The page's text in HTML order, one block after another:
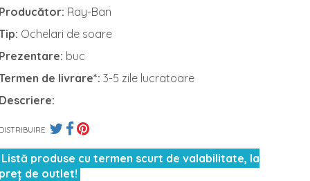
Ray-Ban
Ochelari de soare
buc
de livrare*:3-5 zile lucratoare
Listă produse cu termen scurt de valabilitate, la
de outlet!